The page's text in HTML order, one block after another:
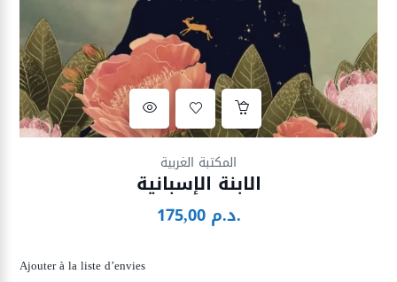
المكتبة الغربية
الابنة الإسبانية
175,00 د.م.
Ajouter à la liste d’envies